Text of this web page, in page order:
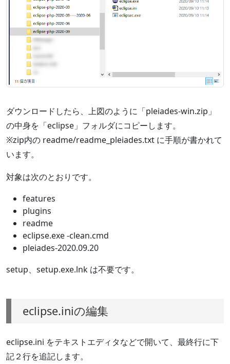
ダウンロードしたら、上図のように「pleiades-win.zip」
の中身を「eclipse」フォルダにコピーします。
※zip内の readme/readme_pleiades.txt に手順が書かれて
います。
対象は次のとおりです。
features
plugins
readme
eclipse.exe -clean.cmd
pleiades-2020.09.20
setup、setup.exe.lnk は不要です。
eclipse.iniの編集
eclipse.ini をテキストエディタなどで開いて、最終行に下
記２行を追記します。